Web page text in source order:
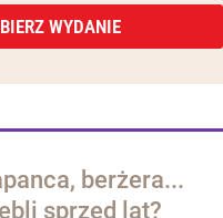
WYDANIE
berżera...
sprzed lat?